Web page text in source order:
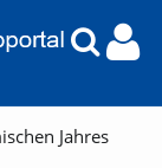
Jahres